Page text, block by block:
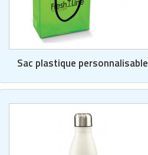
Sac plastique personnalisable